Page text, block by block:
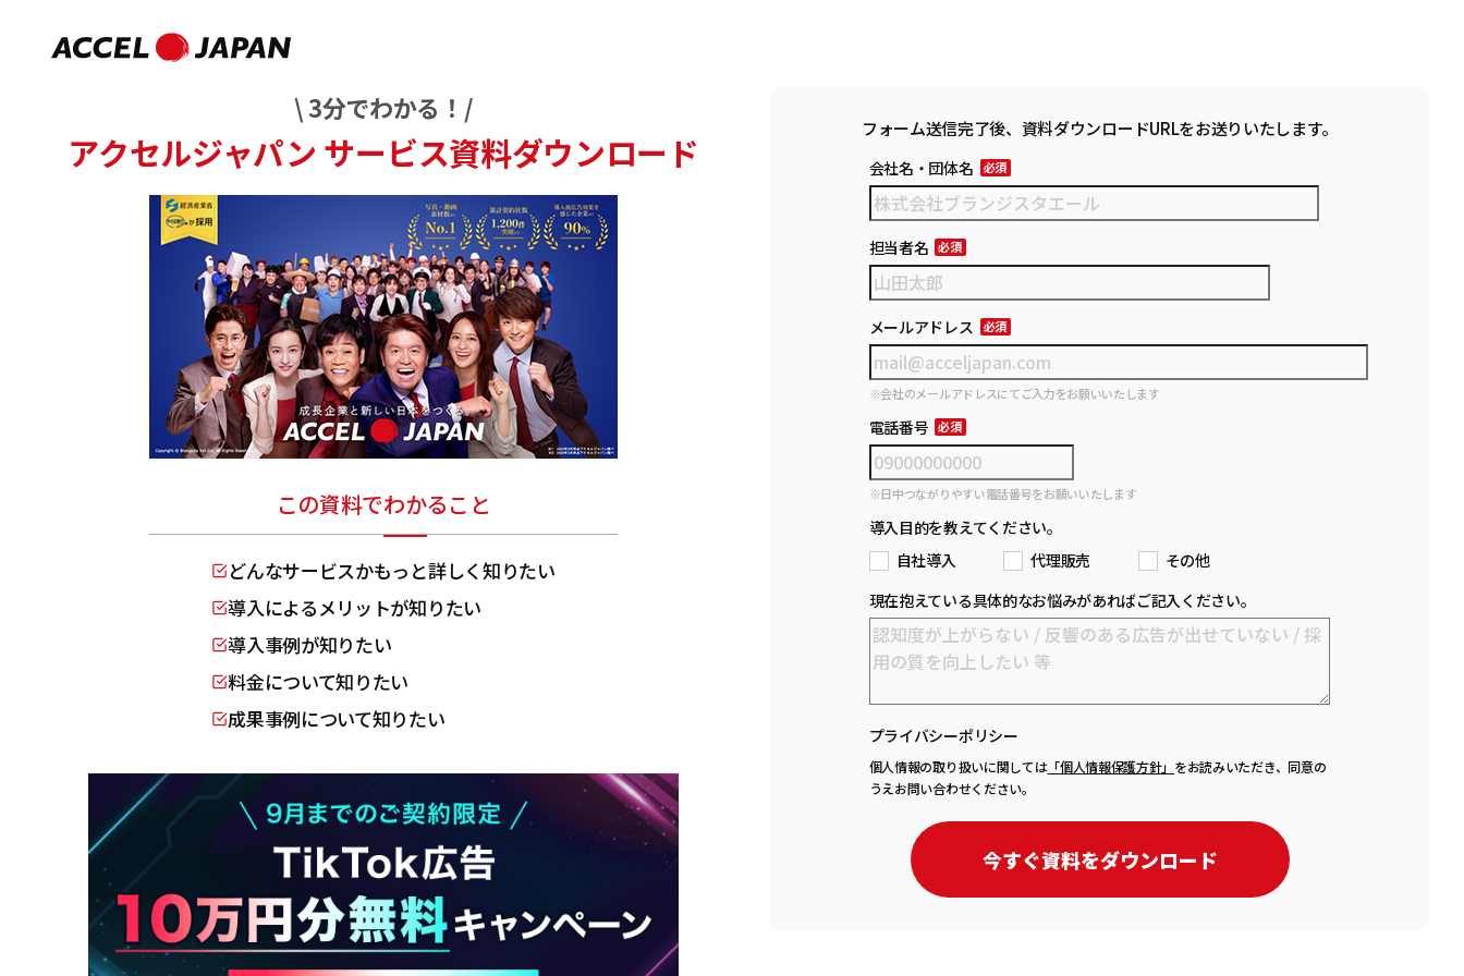
\ 3分でわかる！/
アクセルジャパンサービス資料ダウンロード
この資料でわかること
どんなサービスかもっと詳しく知りたい
導入によるメリットが知りたい
導入事例が知りたい
料金について知りたい
成果事例について知りたい
フォーム送信完了後、資料ダウンロードURLをお送りいたします。
会社名・団体名
担当者名
メールアドレス
※会社のメールアドレスにてご入力をお願いいたします
電話番号
※日中つながりやすい電話番号をお願いいたします
導入目的を教えてください。
自社導入
代理販売
その他
現在抱えている具体的なお悩みがあればご記入ください。
プライバシーポリシー
個人情報の取り扱いに関しては「個人情報保護方針」 をお読みいただき、同意の
うえお問い合わせください。